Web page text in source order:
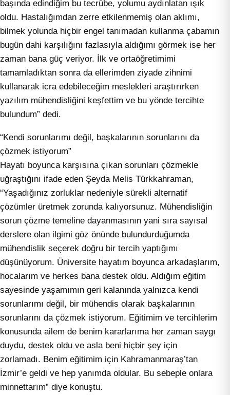
başında edindiğim bu tecrübe, yolumu aydınlatan ışık
oldu. Hastalığımdan zerre etkilenmemiş olan aklımı,
bilmek yolunda hiçbir engel tanımadan kullanma çabamın
bugün dahi karşılığını fazlasıyla aldığımı görmek ise her
zaman bana güç veriyor. İlk ve ortaöğretimimi
tamamladıktan sonra da ellerimden ziyade zihnimi
kullanarak icra edebileceğim meslekleri araştırırken
yazılım mühendisliğini keşfettim ve bu yönde tercihte
bulundum” dedi.
“Kendi sorunlarımı değil, başkalarının sorunlarını da
çözmek istiyorum”
Hayatı boyunca karşısına çıkan sorunları çözmekle
uğraştığını ifade eden Şeyda Melis Türkkahraman,
“Yaşadığınız zorluklar nedeniyle sürekli alternatif
çözümler üretmek zorunda kalıyorsunuz. Mühendisliğin
sorun çözme temeline dayanmasının yani sıra sayısal
derslere olan ilgimi göz önünde bulundurduğumda
mühendislik seçerek doğru bir tercih yaptığımı
düşünüyorum. Üniversite hayatım boyunca arkadaşlarım,
hocalarım ve herkes bana destek oldu. Aldığım eğitim
sayesinde yaşamımın geri kalanında yalnızca kendi
sorunlarımı değil, bir mühendis olarak başkalarının
sorunlarını da çözmek istiyorum. Eğitimim ve tercihlerim
konusunda ailem de benim kararlarıma her zaman saygı
duydu, destek oldu ve asla beni hiçbir şey için
zorlamadı. Benim eğitimim için Kahramanmaraş’tan
İzmir’e geldi ve hep yanımda oldular. Bu sebeple onlara
minnettarım” diye konuştu.